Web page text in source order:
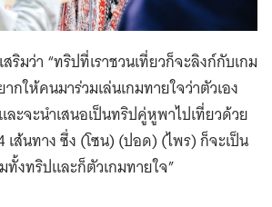
ริมว่า “ทริปที่เราชวนเที่ยวก็จะลิงก์กับเกม
กให้คนมาร่วมเล่นเกมทายใจว่าตัวเอง
ละจะนําเสนอเป็นทริปคู่หูพาไปเที่ยวด้วย
ส้นทาง ซึ่ง (โซน) (ปอด) (ไพร) ก็จะเป็น
งทริปและก็ตัวเกมทายใจ”